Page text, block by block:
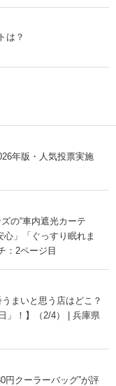
は？
年版・人気投票実施
の“車内遮光カーテ
」「ぐっすり眠れま
：2ページ目
まいと思う店はどこ？
」！】（2/4） | 兵庫県
円クーラーバッグ”が評